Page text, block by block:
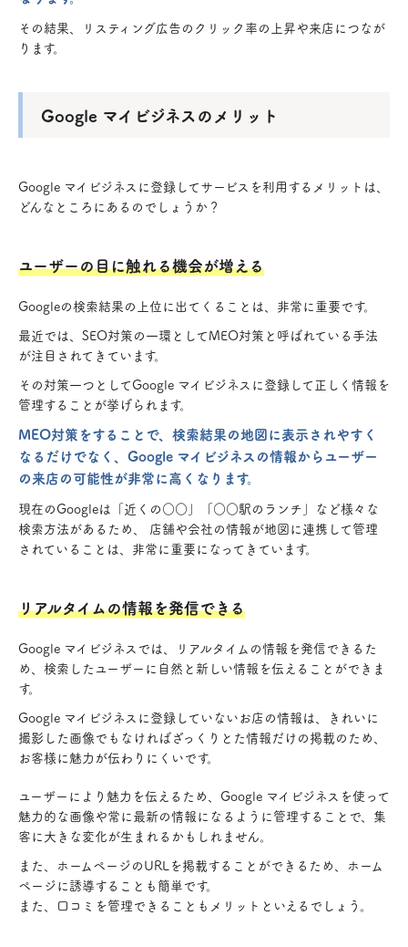
その結果、リスティング広告のクリック率の上昇や来店につなが
ります。
Google マイビジネスのメリット
Google マイビジネスに登録してサービスを利用するメリットは、
どんなところにあるのでしょうか？
ユーザーの目に触れる機会が増える
Googleの検索結果の上位に出てくることは、非常に重要です。
最近では、SEO対策の一環としてMEO対策と呼ばれている手法
が注目されてきています。
その対策一つとしてGoogle マイビジネスに登録して正しく情報を
管理することが挙げられます。
MEO対策をすることで、検索結果の地図に表示されやすく
なるだけでなく、Google マイビジネスの情報からユーザー
の来店の可能性が非常に高くなります。
現在のGoogleは「近くの○○」「○○駅のランチ」など様々な
検索方法があるため、 店舗や会社の情報が地図に連携して管理
されていることは、非常に重要になってきています。
リアルタイムの情報を発信できる
Google マイビジネスでは、リアルタイムの情報を発信できるた
め、検索したユーザーに自然と新しい情報を伝えることができま
す。
Google マイビジネスに登録していないお店の情報は、きれいに
撮影した画像でもなければざっくりとた情報だけの掲載のため、
お客様に魅力が伝わりにくいです。
ユーザーにより魅力を伝えるため、Google マイビジネスを使って
魅力的な画像や常に最新の情報になるように管理することで、集
客に大きな変化が生まれるかもしれません。
また、ホームページのURLを掲載することができるため、ホーム
ページに誘導することも簡単です。
また、口コミを管理できることもメリットといえるでしょう。